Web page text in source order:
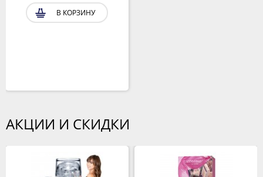
В КОРЗИНУ
АКЦИИ И СКИДКИ